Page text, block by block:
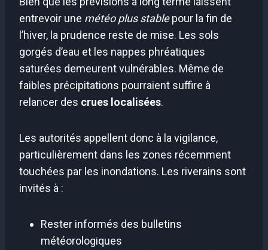
entrevoir une météo plus stablepour la fin de
l’hiver, la prudence reste de mise. Les sols
gorgés d’eau et les nappes phréatiques
saturées demeurent vulnérables. Même de
faibles précipitations pourraient suffire à
relancer des crues localisées.
Les autorités appellent donc à la vigilance,
particulièrement dans les zones récemment
touchées par les inondations. Les riverains sont
invités à :
Rester informés des bulletins
météorologiques